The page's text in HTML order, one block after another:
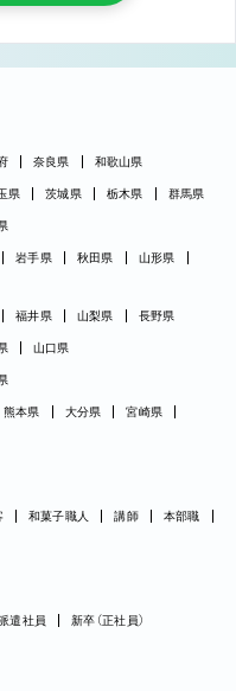
奈良県 和歌山県
県 茨城県 栃木県 群馬県
岩手県 秋田県
山形県
福井県 山梨県 長野県
山口県
熊本県 大分県
宮崎県
和菓子職人 講師
本部職
遣社員 新卒（正社員）